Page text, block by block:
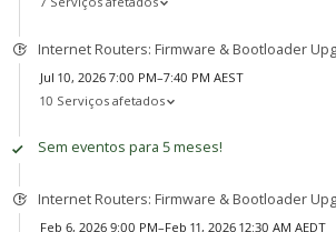
Internet Routers: Firmware & Bootloader
Jul 10, 2026 7:00 PM–7:40 PM AEST
10 Serviços afetados
Sem eventos para 5 meses!
Internet Routers: Firmware & Bootloader
Feb 6, 2026 9:00 PM–Feb 11, 2026 12:30 AM AEDT